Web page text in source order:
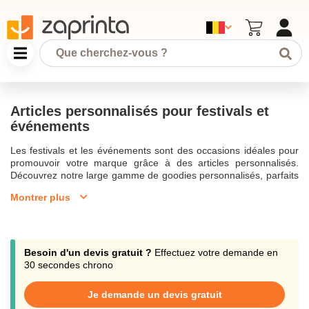
Articles personnalisés pour festivals et
événements
Les festivals et les événements sont des occasions idéales pour
promouvoir votre marque grâce à des articles personnalisés.
Découvrez notre large gamme de goodies personnalisés, parfaits
unique et mémorable. Opter pour des objets personnalisés, c'est
accessoires tels que les bracelets personnalisés, les lunettes de
soleil personnalisées, et le chapeau personnalisé sont parmi les
plus populaires lors des concerts. Ces articles de festival ajoutent
participants. Les lunettes personnalisées et le gobelet
personnalisé réutilisable avec un logo sur les couleurs de votre
Montrer plus
Besoin d'un devis gratuit ? Effectuez votre demande en
30 secondes chrono
Je demande un devis gratuit